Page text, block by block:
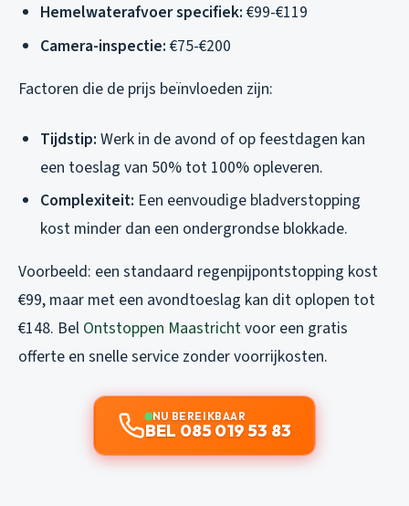
Hemelwaterafvoer specifiek: €99-€119
Camera-inspectie: €75-€200
Factoren die de prijs beïnvloeden zijn:
Tijdstip: Werk in de avond of op feestdagen kan
een toeslag van 50% tot 100% opleveren.
Complexiteit: Een eenvoudige bladverstopping
kost minder dan een ondergrondse blokkade.
Voorbeeld: een standaard regenpijpontstopping kost
€99, maar met een avondtoeslag kan dit oplopen tot
€148. Bel Ontstoppen Maastrichtvoor een gratis
offerte en snelle service zonder voorrijkosten.
NU BEREIKBAAR
BEL 085 019 53 83